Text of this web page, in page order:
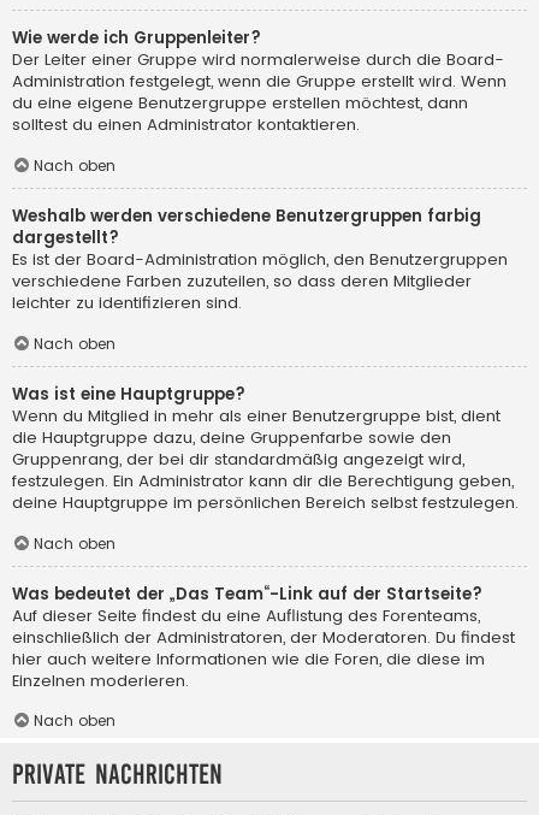
Wie werde ich Gruppenleiter?
Der Leiter einer Gruppe wird normalerweise durch die Board-
Administration festgelegt, wenn die Gruppe erstellt wird. Wenn
du eine eigene Benutzergruppe erstellen möchtest, dann
solltest du einen Administrator kontaktieren.
Nach oben
Weshalb werden verschiedene Benutzergruppen farbig
dargestellt?
Es ist der Board-Administration möglich, den Benutzergruppen
verschiedene Farben zuzuteilen, so dass deren Mitglieder
leichter zu identifizieren sind.
Nach oben
Was ist eine Hauptgruppe?
Wenn du Mitglied in mehr als einer Benutzergruppe bist, dient
die Hauptgruppe dazu, deine Gruppenfarbe sowie den
Gruppenrang, der bei dir standardmäßig angezeigt wird,
festzulegen. Ein Administrator kann dir die Berechtigung geben,
deine Hauptgruppe im persönlichen Bereich selbst festzulegen.
Nach oben
Was bedeutet der „Das Team“-Link auf der Startseite?
Auf dieser Seite findest du eine Auflistung des Forenteams,
einschließlich der Administratoren, der Moderatoren. Du findest
hier auch weitere Informationen wie die Foren, die diese im
Einzelnen moderieren.
Nach oben
Private Nachrichten